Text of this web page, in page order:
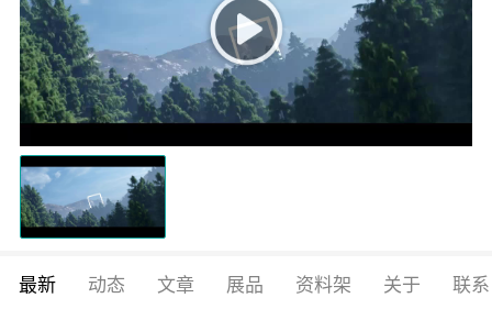
最新 动态 文章 展品 资料架 关于 联系